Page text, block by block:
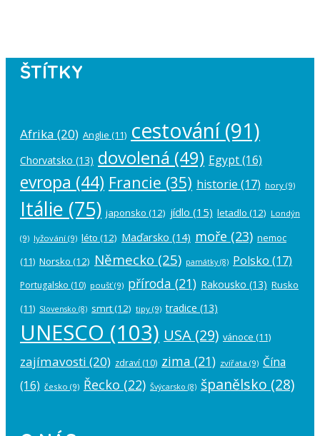
ŠTÍTKY
Afrika (20) Anglie (11) cestování(91)
Chorvatsko (13) dovolená (49) Egypt(16)
evropa (44) Francie (35) historie (17) hory (9)
Itálie (75) japonsko (12) jídlo (15) letadlo (12) Londýn
(9) lyžování (9) léto (12) Maďarsko (14) moře (23) nemoc
(11) Norsko (12) Německo (25) památky(8) Polsko (17)
Portugalsko (10) poušť(9) příroda (21) Rakousko (13) Rusko
(11) Slovensko (8) smrt(12) tipy (9) tradice (13)
UNESCO (103) USA (29) vánoce (11)
zajímavosti (20) zdraví (10) zima (21) zvířata (9) Čína
(16) česko (9) Řecko (22) Švýcarsko (8) španělsko (28)